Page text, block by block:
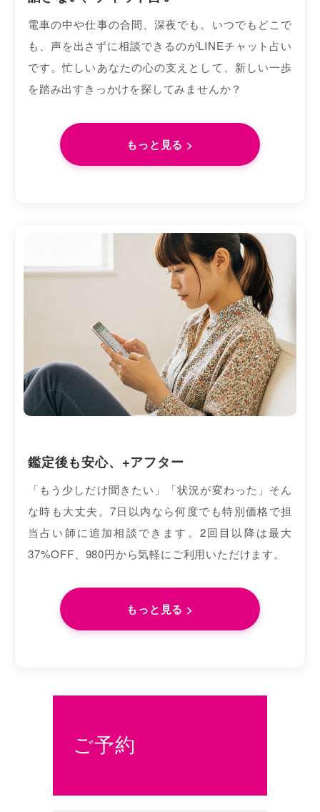
電車の中や仕事の合間、深夜でも。いつでもどこで
も、声を出さずに相談できるのがLINEチャット占い
です。忙しいあなたの心の支えとして、新しい一歩
を踏み出すきっかけを探してみませんか？
もっと見る >
鑑定後も安心、+アフター
「もう少しだけ聞きたい」「状況が変わった」そん
な時も大丈夫。7日以内なら何度でも特別価格で担
当占い師に追加相談できます。2回目以降は最大
37%OFF、980円から気軽にご利用いただけます。
もっと見る >
ご予約